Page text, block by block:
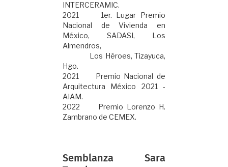
INTERCERAMIC.
2021 1er. Lugar Premio
Nacional de Vivienda en
México, SADASI, Los
Almendros,
Los Héroes, Tizayuca,
Hgo.
2021 Premio Nacional de
Arquitectura México 2021 -
AIAM.
2022 Premio Lorenzo H.
Zambrano de CEMEX.
Semblanza Sara